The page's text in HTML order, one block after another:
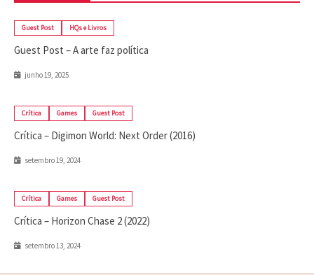
Guest Post HQs e Livros
Guest Post – A arte faz política
junho 19, 2025
Crítica Games Guest Post
Crítica – Digimon World: Next Order (2016)
setembro 19, 2024
Crítica Games Guest Post
Crítica – Horizon Chase 2 (2022)
setembro 13, 2024